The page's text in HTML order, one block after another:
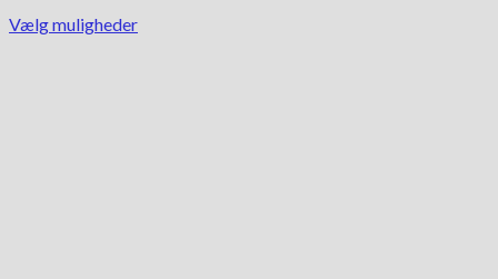
Vælg muligheder